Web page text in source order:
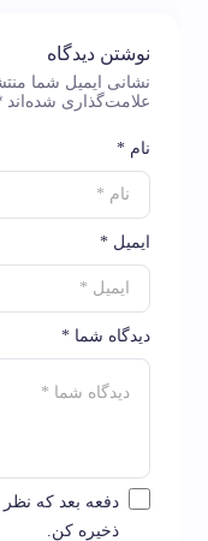
نوشتن دیدگاه
نشانی ایمیل شما
علامت‌گذاری شده‌اند
دیدگاه شما *
نام *
ایمیل *
دفعه بعد که نظر
ذخیره کن.